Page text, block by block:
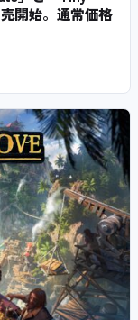
開始。通常価格